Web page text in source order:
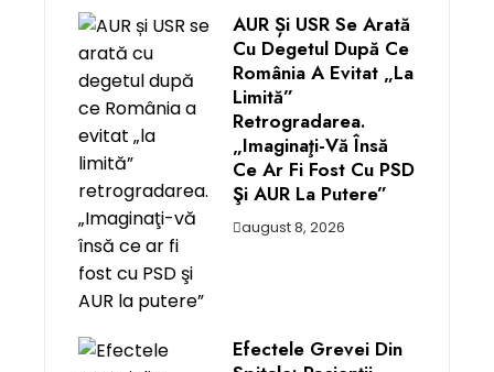
AUR Și USR Se Arată
Cu Degetul După Ce
România A Evitat „la
Limită”
Retrogradarea.
„Imaginaţi-Vă Însă
Ce Ar Fi Fost Cu PSD
Şi AUR La Putere”
august 8, 2026
Efectele Grevei Din